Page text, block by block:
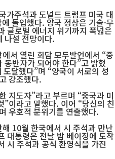
가주석과 도널드 트럼프 미국 대
돌입했다. 양국 정상은 기술·무
글로벌 에너지 위기까지 폭넓은
나설 전망이다.
서 열린 회담 모두발언에서 “중
반자가 되어야 한다”고 밝혔
달했다”며 “양국이 서로의 성
강조했다.
지도자”라고 부르며 “중국과 미
이라고 말했다. 이어 “당신의 친
우호적 분위기를 연출했다.
10월 한국에서 시 주석과 만난
대통령은 전날 밤 베이징에 도착
시 주석과 공식 환영식을 가진